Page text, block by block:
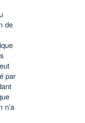
de
par
n’a